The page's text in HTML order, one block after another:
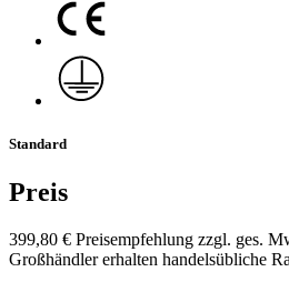
Standard
Preis
399,80 € Preisempfehlung zzgl. ges.
Großhändler erhalten handelsübliche